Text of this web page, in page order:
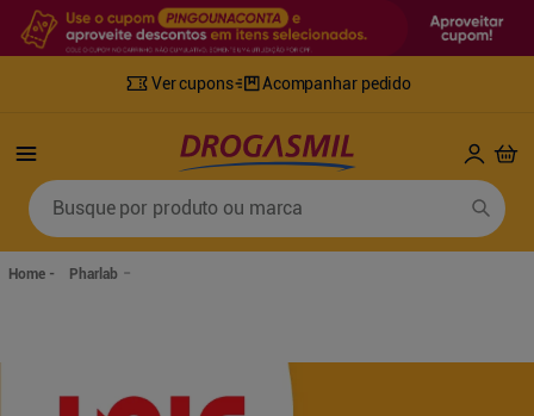
Ver cupons Acompanhar pedido
Busque por produto ou marca
Pharlab
Termos mais buscados
lenco umedecido
5º fralda geriatrica